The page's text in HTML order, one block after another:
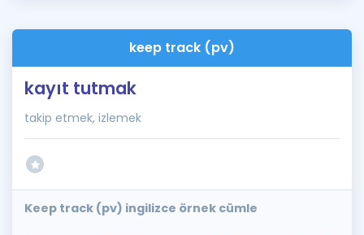
İngilizce Gramerkeep track (pv)
kayıt tutmak
takip etmek, izlemek
Keep track (pv) ingilizce örnek cümle